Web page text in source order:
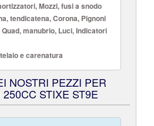
Mozzi, fusi a snodo
tendicatena, Corona, Pignoni
Quad, manubrio, Luci, Indicatori
e carenatura
NOSTRI PEZZI PER
STIXE ST9E